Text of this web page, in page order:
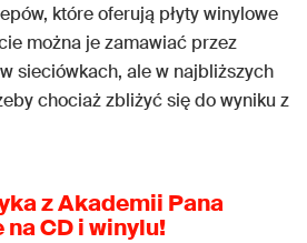
które oferują płyty winylowe
można je zamawiać przez
sieciówkach, ale w najbliższych
chociaż zbliżyć się do wyniku z
z Akademii Pana
CD i winylu!